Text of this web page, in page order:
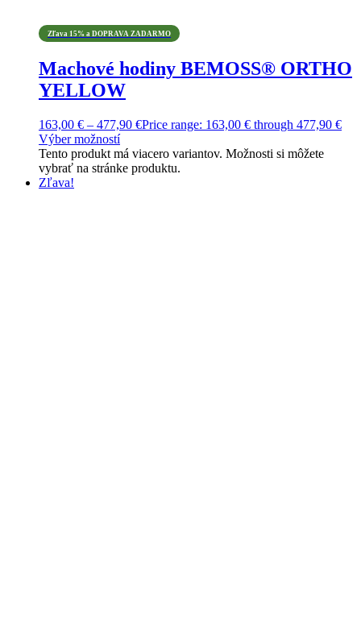
Zľava 15% a DOPRAVA ZADARMO
Machové hodiny BEMOSS® ORTHO
YELLOW
163,00 € – 477,90 €Price range: 163,00 € through 477,90 €
Výber možností
Tento produkt má viacero variantov. Možnosti si môžete
vybrať na stránke produktu.
Zľava!